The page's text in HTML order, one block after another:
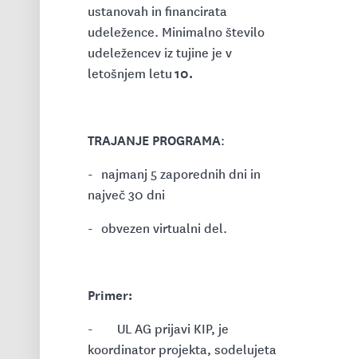
ustanovah in financirata
udeležence. Minimalno število
udeležencev iz tujine je v
letošnjem letu10.
TRAJANJE PROGRAMA:
- najmanj 5 zaporednih dni in
največ 30 dni
- obvezen virtualni del.
Primer:
- UL AG prijavi KIP, je
koordinator projekta, sodelujeta